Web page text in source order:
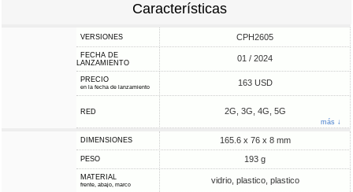
Características
VERSIONES CPH2605
FECHA DE
LANZAMIENTO
01 / 2024
PRECIO
en la fecha de lanzamiento 163 USD
RED 2G, 3G, 4G, 5G
más ↓
DIMENSIONES 165.6 x 76 x 8 mm
PESO 193 g
MATERIAL
frente, abajo, marco vidrio, plastico, plastico